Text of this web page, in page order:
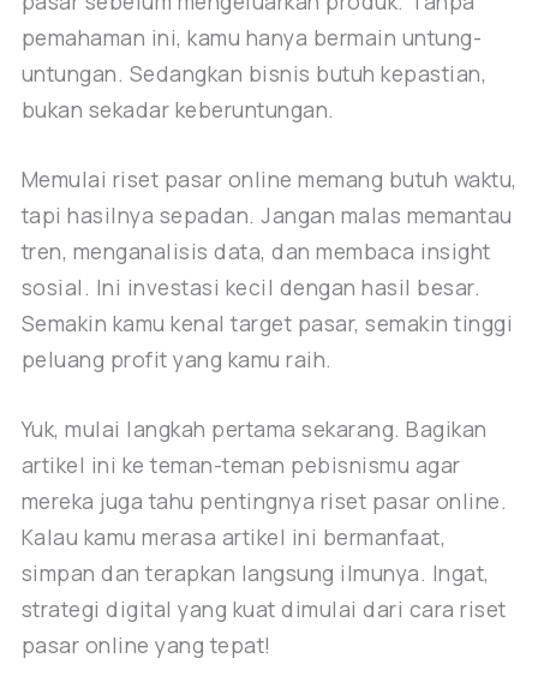
pemahaman ini, kamu hanya bermain untung-
untungan. Sedangkan bisnis butuh kepastian,
bukan sekadar keberuntungan.
Memulai riset pasar online memang butuh waktu,
tapi hasilnya sepadan. Jangan malas memantau
tren, menganalisis data, dan membaca insight
sosial. Ini investasi kecil dengan hasil besar.
Semakin kamu kenal target pasar, semakin tinggi
peluang profit yang kamu raih.
Yuk, mulai langkah pertama sekarang. Bagikan
artikel ini ke teman-teman pebisnismu agar
mereka juga tahu pentingnya riset pasar online.
Kalau kamu merasa artikel ini bermanfaat,
simpan dan terapkan langsung ilmunya. Ingat,
strategi digital yang kuat dimulai dari cara riset
pasar online yang tepat!